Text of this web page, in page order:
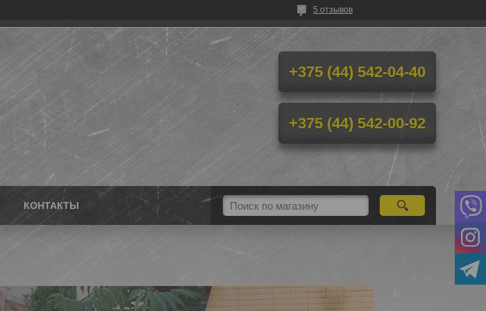
5 отзывов
+375 (44) 542-04-40
+375 (44) 542-00-92
КОНТАКТЫ